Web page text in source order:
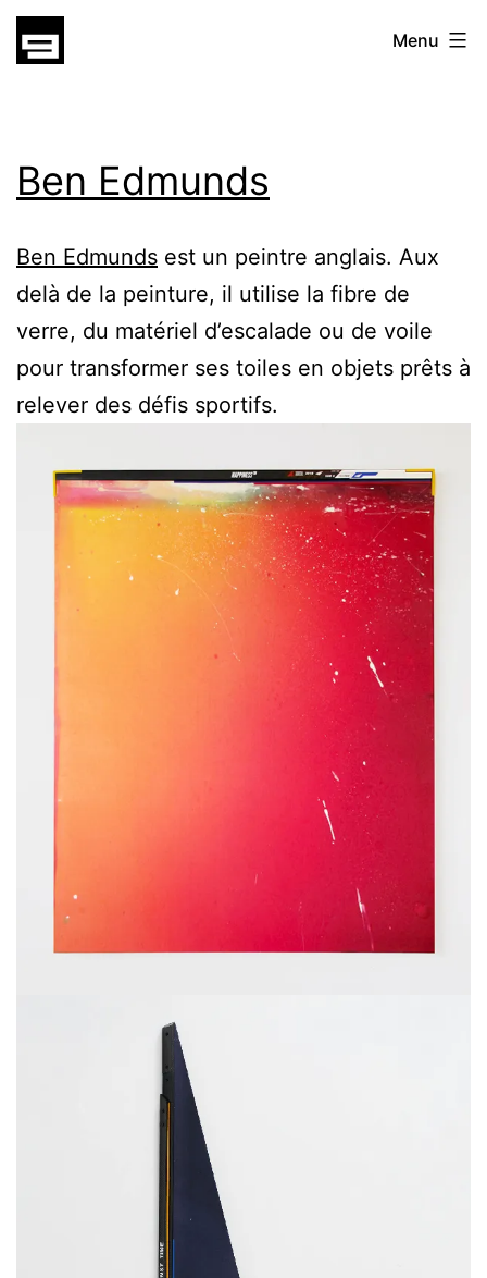
Skip
gatsu
Menu
Ben Edmunds
Ben Edmunds est un peintre anglais. Aux
delà de la peinture, il utilise la fibre de
verre, du matériel d’escalade ou de voile
pour transformer ses toiles en objets prêts à
relever des défis sportifs.